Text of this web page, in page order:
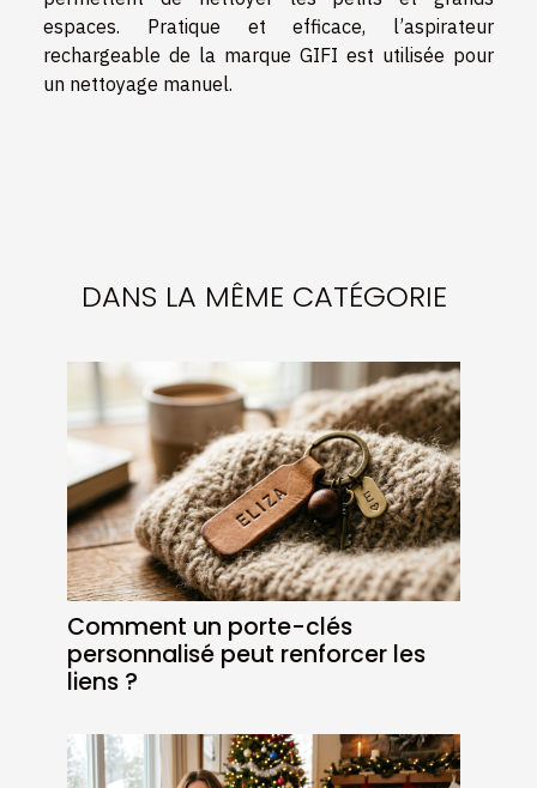
espaces. Pratique et efficace, l’aspirateur
rechargeable de la marque GIFI est utilisée pour
un nettoyage manuel.
DANS LA MÊME CATÉGORIE
Comment un porte-clés
personnalisé peut renforcer les
liens ?